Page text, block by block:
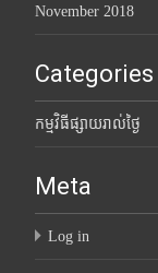
November 2018
Categories
កម្មវិធីផ្សាយរាល់ថ្ងៃ
Meta
Log in